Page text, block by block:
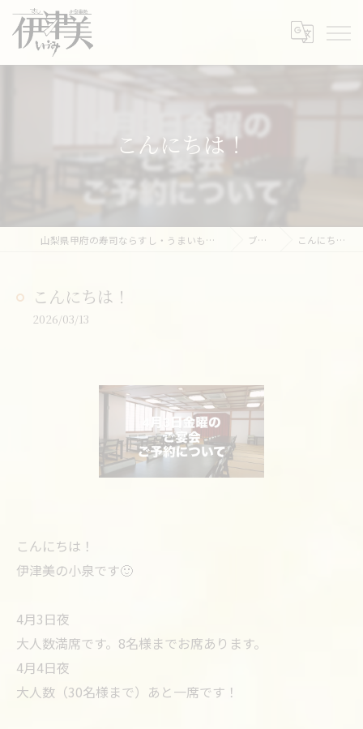
こんにちは！
山梨県甲府の寿司ならすし・うまいもの処 伊津美 ブログ こんにちは！
こんにちは！
2026/03/13
こんにちは！
伊津美の小泉です🙂
4月3日夜
大人数満席です。8名様までお席あります。
4月4日夜
大人数（30名様まで）あと一席です！